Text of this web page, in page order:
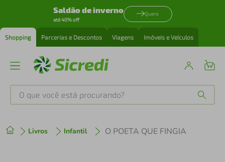
Saldão de inverno
até 40% off
Quero
Shopping Parcerias e Descontos Viagens Imóveis e Veículos
O que você está procurando?
Livros Infantil O POETA QUE FINGIA